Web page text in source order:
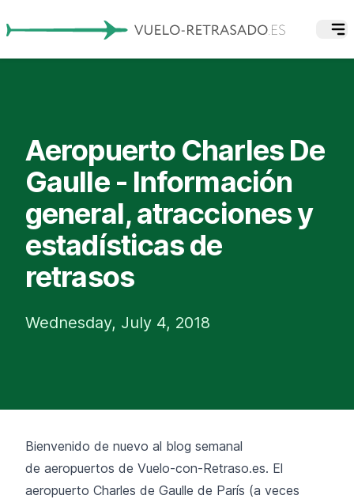
Aeropuerto Charles De
Gaulle - Información
general, atracciones y
estadísticas de
retrasos
Wednesday, July 4, 2018
Bienvenido de nuevo al blog semanal
de aeropuertos de Vuelo-con-Retraso.es. El
aeropuerto Charles de Gaulle de París (a veces